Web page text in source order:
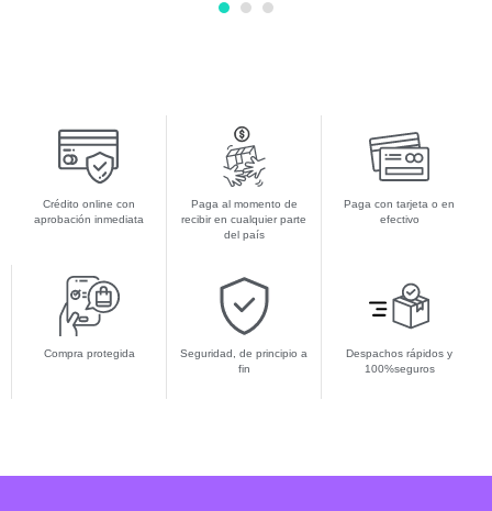
Crédito online con
aprobación inmediata
Paga al momento de
recibir en cualquier parte
del país
Paga con tarjeta o en
efectivo
Compra protegida
Seguridad, de principio a
fin
Despachos rápidos y
100%seguros